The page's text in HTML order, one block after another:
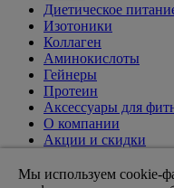
Диетическое
Изотоники
Коллаген
Аминокислоты
Гейнеры
Протеин
Аксессуары для
О компании
Акции и скидки
Доставка и оплата
Мы используем cookie-